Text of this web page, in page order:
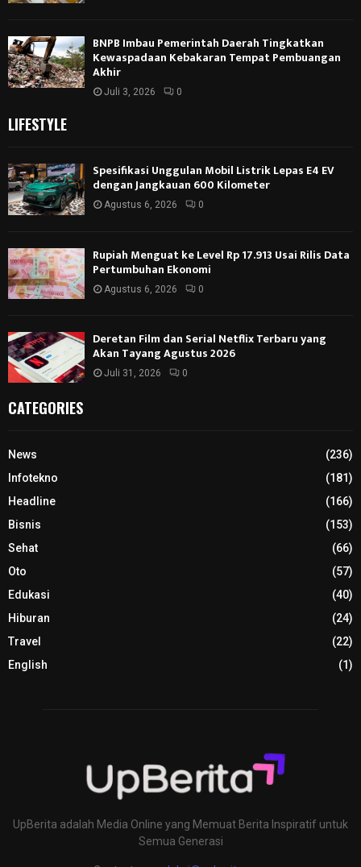
BNPB Imbau Pemerintah Daerah Tingkatkan
Kewaspadaan Kebakaran Tempat Pembuangan
Akhir
Juli 3, 2026 0
LIFESTYLE
Spesifikasi Unggulan Mobil Listrik Lepas E4 EV
dengan Jangkauan 600 Kilometer
Agustus 6, 2026 0
Rupiah Menguat ke Level Rp 17.913 Usai Rilis Data
Pertumbuhan Ekonomi
Agustus 6, 2026 0
Deretan Film dan Serial Netflix Terbaru yang
Akan Tayang Agustus 2026
Juli 31, 2026 0
CATEGORIES
News
(236)
Infotekno
(181)
Headline
(166)
Bisnis
(153)
Sehat
(66)
Oto
(57)
Edukasi
(40)
Hiburan
(24)
Travel
(22)
English
(1)
UpBerita adalah Media Online yang Memuat Berita Inspiratif untuk
Semua Generasi